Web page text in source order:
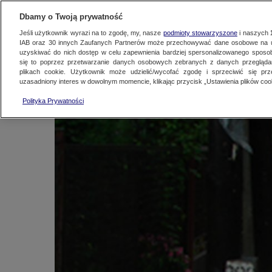
KONTAKT24
Polska znów liczy
Kontakt24
Dbamy o Twoją prywatność
Jeśli użytkownik wyrazi na to zgodę, my, nasze podmioty stowarzyszonei naszych
IAB oraz 30innych Zaufanych Partnerów może przechowywać dane osobowe na
uzyskiwać do nich dostęp w celu zapewnienia bardziej spersonalizowanego
się to poprzez przetwarzanie danych osobowych zebranych z danych
plikach cookie. Użytkownik może udzielić/wycofać zgodę i sprzeciwić się
uzasadniony interes w dowolnym momencie, klikając przycisk „Ustawienia plików
Polityka Prywatności